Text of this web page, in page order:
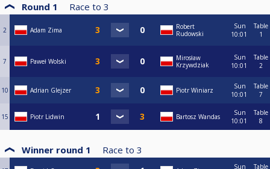
Round 1 Race to 3
2 Adam Zima
Robert
Rudowski
Sun
10:01
Table
1
7 Paweł Wolski
Mirosław
Krzywdziak
Sun
10:01
Table
2
10 Adrian Glejzer Piotr Winiarz
Sun
10:01
Table
7
15 Piotr Lidwin Bartosz Wandas
Sun
10:01
Table
8
Winner round 1 Race to 3
Sun Table